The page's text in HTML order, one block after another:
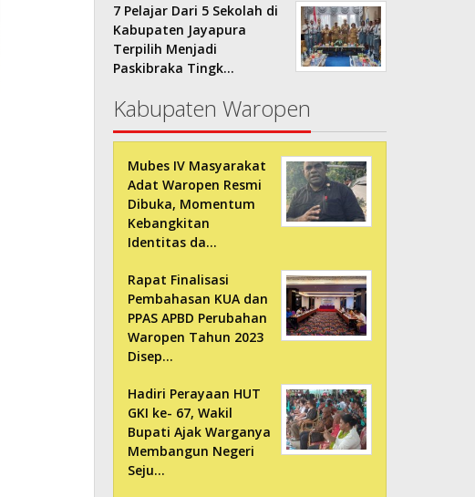
7 Pelajar Dari 5 Sekolah di
Kabupaten Jayapura
Terpilih Menjadi
Paskibraka Tingk…
Kabupaten Waropen
Mubes IV Masyarakat
Adat Waropen Resmi
Dibuka, Momentum
Kebangkitan
Identitas da…
Rapat Finalisasi
Pembahasan KUA dan
PPAS APBD Perubahan
Waropen Tahun 2023
Disep…
Hadiri Perayaan HUT
GKI ke- 67, Wakil
Bupati Ajak Warganya
Membangun Negeri
Seju…